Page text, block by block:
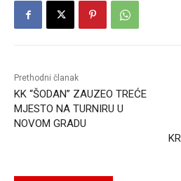
Prethodni članak
KK “ŠODAN” ZAUZEO TREĆE
MJESTO NA TURNIRU U
NOVOM GRADU